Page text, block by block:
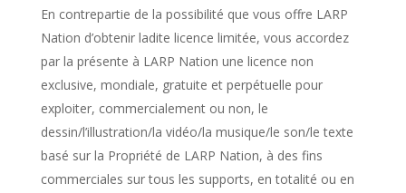
En contrepartie de la possibilité que vous offre LARP
Nation d’obtenir ladite licence limitée, vous accordez
par la présente à LARP Nation une licence non
exclusive, mondiale, gratuite et perpétuelle pour
exploiter, commercialement ou non, le
dessin/l’illustration/la vidéo/la musique/le son/le texte
basé sur la Propriété de LARP Nation, à des fins
commerciales sur tous les supports, en totalité ou en